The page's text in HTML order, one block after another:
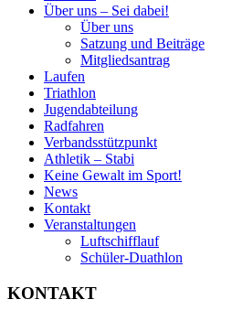
Über uns – Sei dabei!
Über uns
Satzung und Beiträge
Mitgliedsantrag
Laufen
Triathlon
Jugendabteilung
Radfahren
Verbandsstützpunkt
Athletik – Stabi
Keine Gewalt im Sport!
News
Kontakt
Veranstaltungen
Luftschifflauf
Schüler-Duathlon
KONTAKT